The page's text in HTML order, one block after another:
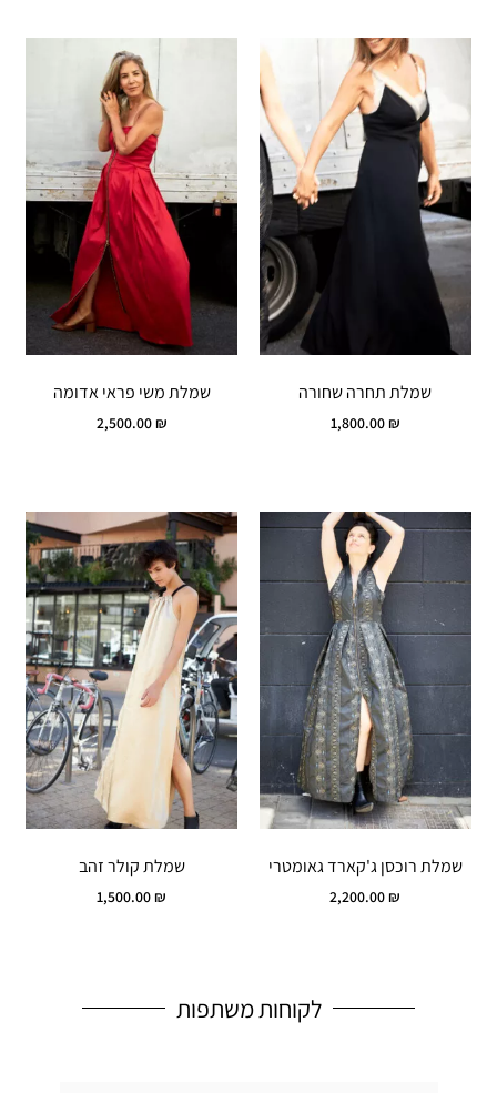
שמלת תחרה שחורה
1,800.00₪
שמלת משי פראי אדומה
2,500.00₪
שמלת רוכסן ג'קארד גאומטרי
2,200.00₪
שמלת קולר זהב
1,500.00₪
לקוחות משתפות